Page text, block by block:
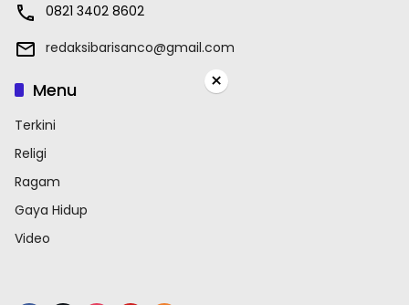
0821 3402 8602
redaksibarisanco@gmail.com
Menu
Terkini
Religi
Ragam
Gaya Hidup
Video
×